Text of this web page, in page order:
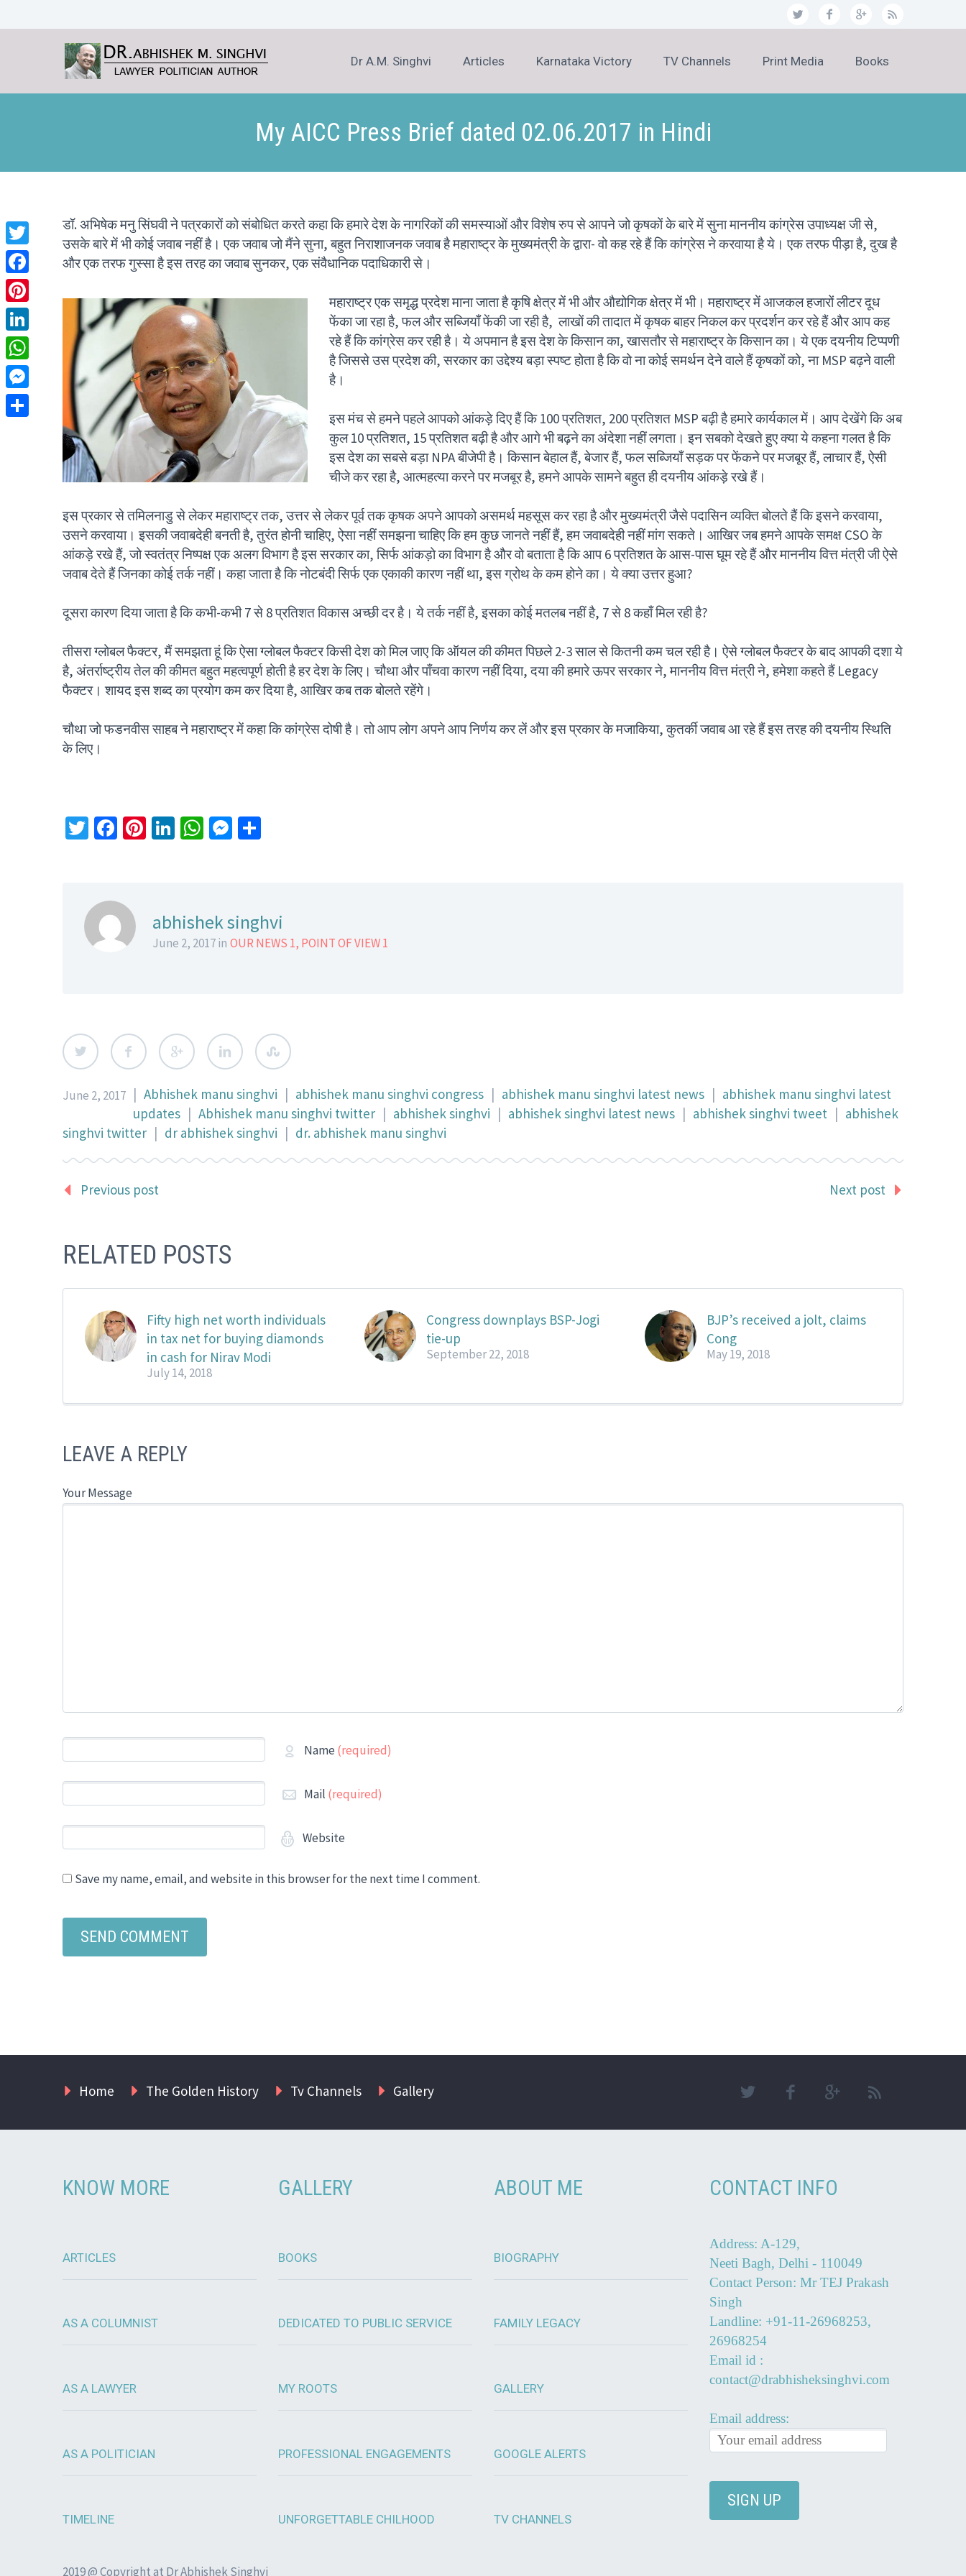
Dr A.M. Singhvi Articles Karnataka Victory TV Channels Print Media Books
My AICC Press Brief dated 02.06.2017 in Hindi
डॉ. अभिषेक मनु सिंघवी ने पत्रकारों को संबोधित करते कहा कि हमारे देश के नागरिकों की समस्याओं और विशेष रुप से आपने जो कृषकों के बारे में सुना माननीय कांग्रेस उपाध्यक्ष जी से,
उसके बारे में भी कोई जवाब नहीं है। एक जवाब जो मैंने सुना, बहुत निराशाजनक जवाब है महाराष्ट्र के मुख्यमंत्री के द्वारा- वो कह रहे हैं कि कांग्रेस ने करवाया है ये। एक तरफ पीड़ा है, दुख है
और एक तरफ गुस्सा है इस तरह का जवाब सुनकर, एक संवैधानिक पदाधिकारी से।
महाराष्ट्र एक समृद्ध प्रदेश माना जाता है कृषि क्षेत्र में भी और औद्योगिक क्षेत्र में भी। महाराष्ट्र में आजकल हजारों लीटर दूध
फेंका जा रहा है, फल और सब्जियाँ फेंकी जा रही है, लाखों की तादात में कृषक बाहर निकल कर प्रदर्शन कर रहे हैं और आप कह
रहे हैं कि कांग्रेस कर रही है। ये अपमान है इस देश के किसान का, खासतौर से महाराष्ट्र के किसान का। ये एक दयनीय टिप्पणी
है जिससे उस प्रदेश की, सरकार का उद्देश्य बड़ा स्पष्ट होता है कि वो ना कोई समर्थन देने वाले हैं कृषकों को, ना MSP बढ़ने वाली
है।
इस मंच से हमने पहले आपको आंकड़े दिए हैं कि 100 प्रतिशत, 200 प्रतिशत MSP बढ़ी है हमारे कार्यकाल में। आप देखेंगे कि अब
कुल 10 प्रतिशत, 15 प्रतिशत बढ़ी है और आगे भी बढ़ने का अंदेशा नहीं लगता। इन सबको देखते हुए क्या ये कहना गलत है कि
इस देश का सबसे बड़ा NPA बीजेपी है। किसान बेहाल हैं, बेजार हैं, फल सब्जियाँ सड़क पर फेंकने पर मजबूर हैं, लाचार हैं, ऐसी
चीजे कर रहा है, आत्महत्या करने पर मजबूर है, हमने आपके सामने बहुत ही दयनीय आंकड़े रखे हैं।
इस प्रकार से तमिलनाडु से लेकर महाराष्ट्र तक, उत्तर से लेकर पूर्व तक कृषक अपने आपको असमर्थ महसूस कर रहा है और मुख्यमंत्री जैसे पदासिन व्यक्ति बोलते हैं कि इसने करवाया,
उसने करवाया। इसकी जवाबदेही बनती है, तुरंत होनी चाहिए, ऐसा नहीं समझना चाहिए कि हम कुछ जानते नहीं हैं, हम जवाबदेही नहीं मांग सकते। आखिर जब हमने आपके समक्ष CSO के
आंकड़े रखे हैं, जो स्वतंत्र निष्पक्ष एक अलग विभाग है इस सरकार का, सिर्फ आंकड़ो का विभाग है और वो बताता है कि आप 6 प्रतिशत के आस-पास घूम रहे हैं और माननीय वित्त मंत्री जी ऐसे
जवाब देते हैं जिनका कोई तर्क नहीं। कहा जाता है कि नोटबंदी सिर्फ एक एकाकी कारण नहीं था, इस ग्रोथ के कम होने का। ये क्या उत्तर हुआ?
दूसरा कारण दिया जाता है कि कभी-कभी 7 से 8 प्रतिशत विकास अच्छी दर है। ये तर्क नहीं है, इसका कोई मतलब नहीं है, 7 से 8 कहाँ मिल रही है?
तीसरा ग्लोबल फैक्टर, मैं समझता हूं कि ऐसा ग्लोबल फैक्टर किसी देश को मिल जाए कि ऑयल की कीमत पिछले 2-3 साल से कितनी कम चल रही है। ऐसे ग्लोबल फैक्टर के बाद आपकी दशा ये
है, अंतर्राष्ट्रीय तेल की कीमत बहुत महत्वपूर्ण होती है हर देश के लिए। चौथा और पाँचवा कारण नहीं दिया, दया की हमारे ऊपर सरकार ने, माननीय वित्त मंत्री ने, हमेशा कहते हैं Legacy
फैक्टर। शायद इस शब्द का प्रयोग कम कर दिया है, आखिर कब तक बोलते रहेंगे।
चौथा जो फडनवीस साहब ने महाराष्ट्र में कहा कि कांग्रेस दोषी है। तो आप लोग अपने आप निर्णय कर लें और इस प्रकार के मजाकिया, कुतर्की जवाब आ रहे हैं इस तरह की दयनीय स्थिति
के लिए।
Twitter
Facebook
Pinterest
LinkedIn
WhatsApp
Messenger
abhishek singhvi
June 2, 2017 in OUR NEWS 1, POINT OF VIEW 1
June 2, 2017 | Abhishek manu singhvi | abhishek manu singhvi congress | abhishek manu singhvi latest news | abhishek manu singhvi latest
updates | Abhishek manu singhvi twitter | abhishek singhvi | abhishek singhvi latest news | abhishek singhvi tweet | abhishek
singhvi twitter | dr abhishek singhvi | dr. abhishek manu singhvi
Previous post Next post
RELATED POSTS
Fifty high net worth individuals
in tax net for buying diamonds
in cash for Nirav Modi
July 14, 2018
Congress downplays BSP-Jogi
tie-up
September 22, 2018
BJP’s received a jolt, claims
Cong
May 19, 2018
LEAVE A REPLY
Your Message
Name (required)
Mail (required)
Website
Save my name, email, and website in this browser for the next time I comment.
Home The Golden History Tv Channels Gallery
KNOW MORE
ARTICLES
AS A COLUMNIST
AS A LAWYER
AS A POLITICIAN
TIMELINE
GALLERY
BOOKS
DEDICATED TO PUBLIC SERVICE
MY ROOTS
PROFESSIONAL ENGAGEMENTS
UNFORGETTABLE CHILHOOD
ABOUT ME
BIOGRAPHY
FAMILY LEGACY
GALLERY
GOOGLE ALERTS
TV CHANNELS
CONTACT INFO
Address: A-129,
Neeti Bagh, Delhi - 110049
Contact Person: Mr TEJ Prakash
Singh
Landline: +91-11-26968253,
26968254
Email id :
contact@drabhisheksinghvi.com
Email address:
2019 @ Copyright at Dr Abhishek Singhvi
Twitter
Facebook
Pinterest
LinkedIn
WhatsApp
Messenger